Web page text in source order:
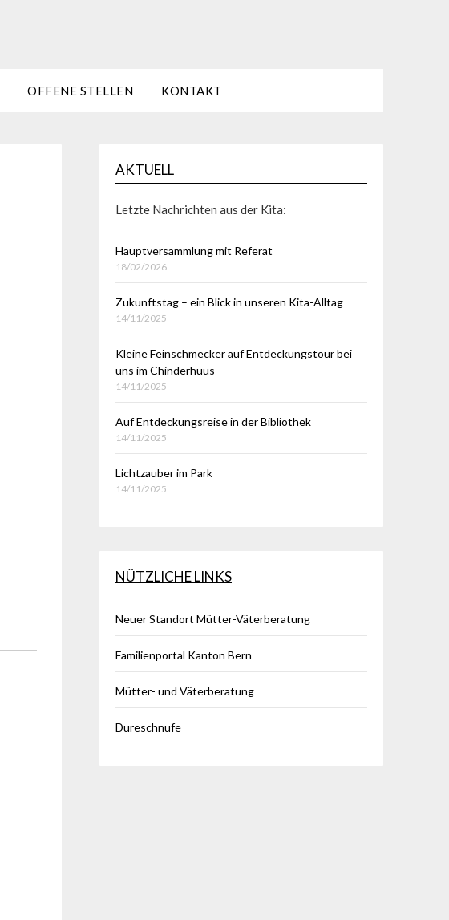
OFFENE STELLEN KONTAKT
AKTUELL
Letzte Nachrichten aus der Kita:
Hauptversammlung mit Referat
18/02/2026
Zukunftstag – ein Blick in unseren Kita-Alltag
14/11/2025
Kleine Feinschmecker auf Entdeckungstour bei
uns im Chinderhuus
14/11/2025
Auf Entdeckungsreise in der Bibliothek
14/11/2025
Lichtzauber im Park
14/11/2025
NÜTZLICHE LINKS
Neuer Standort Mütter-Väterberatung
Familienportal Kanton Bern
Mütter- und Väterberatung
Dureschnufe